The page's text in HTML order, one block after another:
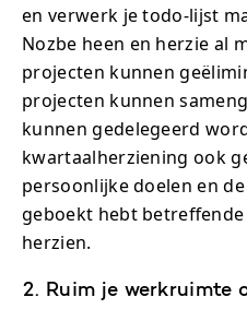
en verwerk je todo-lijst
Nozbe heen en herzie al
projecten kunnen
projecten kunnen
kunnen gedelegeerd
kwartaalherziening ook
persoonlijke doelen en
geboekt hebt
herzien.
2. Ruim je werkruimte